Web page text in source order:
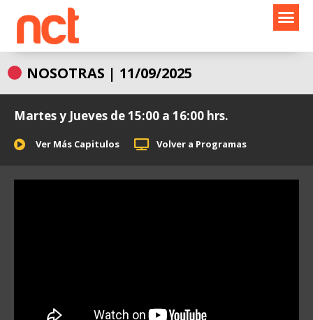
contenido
NOSOTRAS | 11/09/2025
Martes y Jueves de 15:00 a 16:00 hrs.
Ver Más Capitulos Volver a Programas